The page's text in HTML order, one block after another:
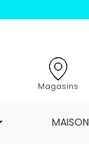
Magasins
MAISON